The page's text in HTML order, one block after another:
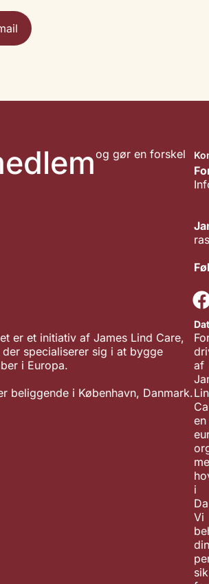
og gør en forskel
er et initiativ af James Lind Care,
specialiserer sig i at bygge
i Europa.
beliggende i København, Danmark.
af
en
i
Vi